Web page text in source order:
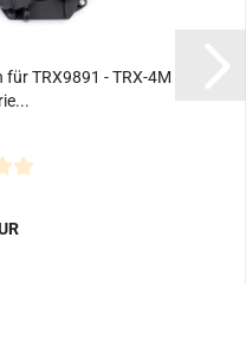
TRX9891 - TRX-4M